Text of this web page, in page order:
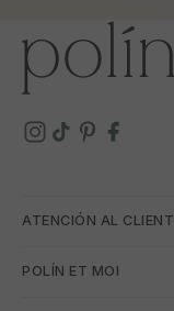
ATENCIÓN AL
POLÍN ET MOI